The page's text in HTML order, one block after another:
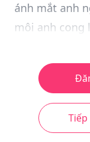
ánh mắt anh
môi anh cong